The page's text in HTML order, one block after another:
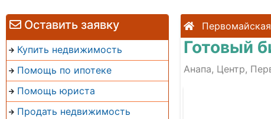
Оставить заявку
Купить недвижимость
Помощь по ипотеке
Помощь юриста
Продать недвижимость
Первомайская
Готовый
Анапа, Центр,